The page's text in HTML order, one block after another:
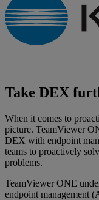
Take DEX
When it comes to
picture. TeamViewer
DEX with endpoint
teams to proactively
problems.
TeamViewer ONE
endpoint management